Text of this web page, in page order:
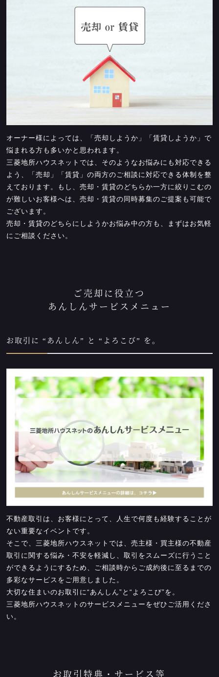
オーナー様によっては、「売却しようか」「賃貸しようか」で
悩まれる方も多いかと思われます。
三菱地所ハウスネットでは、そのようなお悩みにも対応できる
よう、「売却」「賃貸」の両方のご相談に対応できる体制を整
えております。もし、売却・賃貸のどちらか一方に絞りこむの
が難しいお客様へは、売却・賃貸の同時募集のご提案も可能で
ございます。
売却・賃貸のどちらにしようかお悩み中の方も、まずはお気軽
にご相談ください。
ご売却に役立つ
あんしんサービスメニュー
お取引に “あんしん” と “よろこび” を。
不動産取引は、お客様にとって、人生で何度も経験することが
ない重要なイベントです。
そこで、三菱地所ハウスネットでは、売主様・買主様の不動産
取引に関する悩み・不安を軽減し、取引をスムーズに行うこと
ができるようにするため、ご相談時からご成約後に至るまでの
多彩なサービスをご用意しました。
大切な住まいのお取引に“あんしん”と“よろこび”を。
三菱地所ハウスネットのサービスメニューをぜひご活用くださ
い。
お取引特典・サービス等